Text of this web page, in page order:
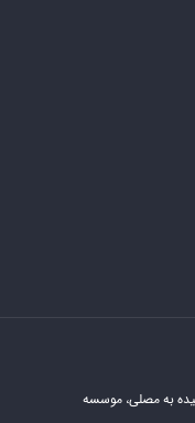
به مصلی، موسسه